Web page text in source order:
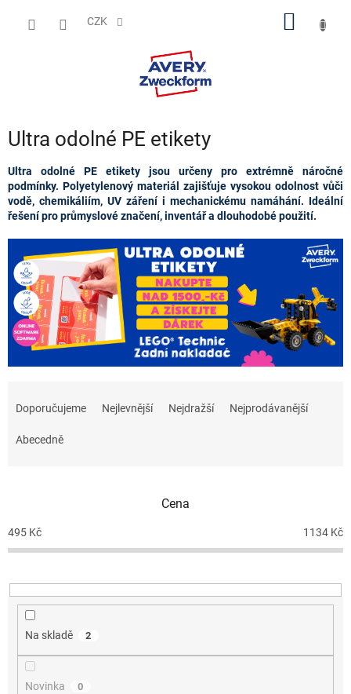
CZK
Ultra odolné PE etikety
Ultra odolné PE etikety jsou určeny pro extrémně náročné
podmínky. Polyetylenový materiál zajišťuje vysokou odolnost vůči
vodě, chemikáliím, UV záření i mechanickému namáhání. Ideální
řešení pro průmyslové značení, inventář a dlouhodobé použití.
o
d
k
t
Doporučujeme Nejlevnější Nejdražší Nejprodávanější
Abecedně
Cena
495 Kč 1134 Kč
Na skladě 2
Novinka 0